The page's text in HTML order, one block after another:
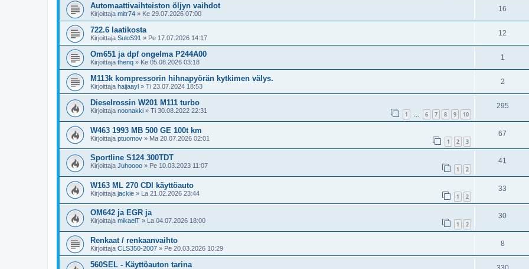
Automaattivaihteiston öljyn vaihdot
Kirjoittaja mitr74 » Ke 29.07.2026 07:00
16
722.6 laatikosta
Kirjoittaja SuloS91 » Pe 17.07.2026 14:17
12
Om651 ja dpf ongelma P244A00
Kirjoittaja thenq » Ke 05.08.2026 03:18
1
M113k kompressorin hihnapyörän kytkimen välys.
Kirjoittaja haijaayl » Ti 23.07.2024 18:53
2
Dieselrossin W201 M111 turbo
Kirjoittaja noonakki » Ti 30.08.2022 22:31 1 6 7 8 9 10
295
W463 1993 MB 500 GE 100t km
Kirjoittaja ptuomov » Ma 20.07.2026 02:01 1 2 3
67
Sportline S124 300TDT
Kirjoittaja Juhoooo » Pe 10.03.2023 11:07 1 2
41
W163 ML 270 CDI käyttöauto
Kirjoittaja jackie » La 21.02.2026 23:44 1 2
33
OM642 ja EGR ja
Kirjoittaja mikaelT » La 04.07.2026 18:00 1 2
30
Renkaat / renkaanvaihto
Kirjoittaja CLS350-2007 » Pe 20.03.2026 10:29
8
560SEL - Käyttöauton tarina